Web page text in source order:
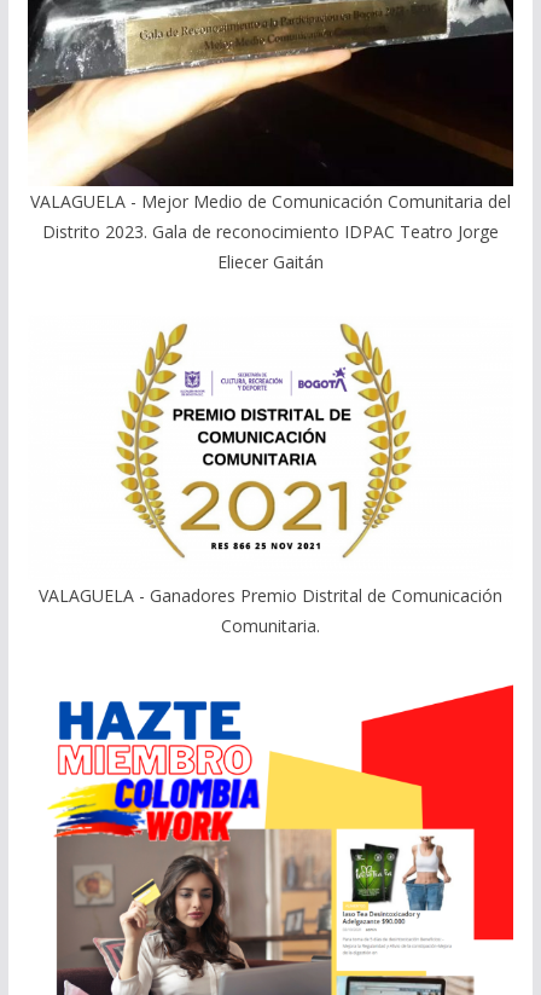
VALAGUELA - Mejor Medio de Comunicación Comunitaria del
Distrito 2023. Gala de reconocimiento IDPAC Teatro Jorge
Eliecer Gaitán
VALAGUELA - Ganadores Premio Distrital de Comunicación
Comunitaria.